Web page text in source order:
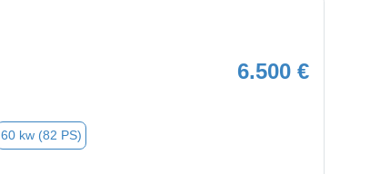
6.500 €
60 kw (82 PS)